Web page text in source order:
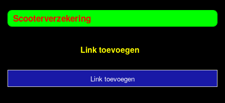
Scooterverzekering
Link toevoegen
Link toevoegen